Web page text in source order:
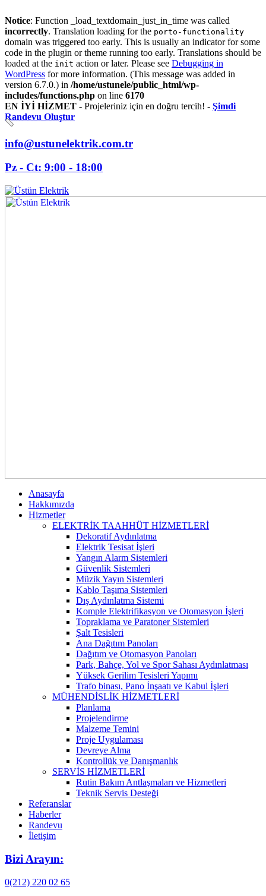
Notice: Function _load_textdomain_just_in_time was called
incorrectly. Translation loading for the porto-functionality
domain was triggered too early. This is usually an indicator for some
code in the plugin or theme running too early. Translations should be
loaded at the init action or later. Please see Debugging in
WordPress for more information. (This message was added in
version 6.7.0.) in /home/ustunele/public_html/wp-
includes/functions.php on line 6170
EN İYİ HİZMET - Projeleriniz için en doğru tercih! - Şimdi
Randevu Oluştur
info@ustunelektrik.com.tr
Pz - Ct: 9:00 - 18:00
Anasayfa
Hakkımızda
Hizmetler
ELEKTRİK TAAHHÜT HİZMETLERİ
Dekoratif Aydınlatma
Elektrik Tesisat İşleri
Yangın Alarm Sistemleri
Güvenlik Sistemleri
Müzik Yayın Sistemleri
Kablo Taşıma Sistemleri
Dış Aydınlatma Sistemi
Komple Elektrifikasyon ve Otomasyon İşleri
Topraklama ve Paratoner Sistemleri
Şalt Tesisleri
Ana Dağıtım Panoları
Dağıtım ve Otomasyon Panoları
Park, Bahçe, Yol ve Spor Sahası Aydınlatması
Yüksek Gerilim Tesisleri Yapımı
Trafo binası, Pano İnşaatı ve Kabul İşleri
MÜHENDİSLİK HİZMETLERİ
Planlama
Projelendirme
Malzeme Temini
Proje Uygulaması
Devreye Alma
Kontrollük ve Danışmanlık
SERVİS HİZMETLERİ
Rutin Bakım Antlaşmaları ve Hizmetleri
Teknik Servis Desteği
Referanslar
Haberler
Randevu
İletişim
Bizi Arayın:
0(212) 220 02 65